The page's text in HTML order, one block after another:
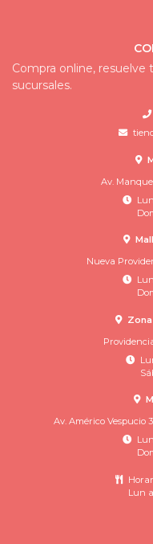
Compra online, resuelve
sucursales.
Av.
Nueva
Av. Américo Vespucio
Lun a